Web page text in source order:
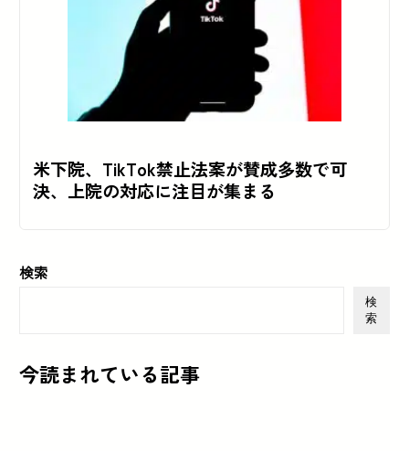
米下院、TikTok禁止法案が賛成多数で可
決、上院の対応に注目が集まる
検索
検
索
今読まれている記事